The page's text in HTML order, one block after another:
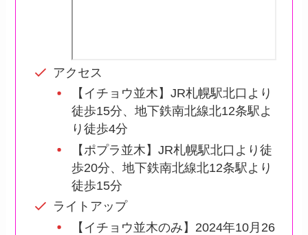
アクセス
【イチョウ並木】JR札幌駅北口より
徒歩15分、地下鉄南北線北12条駅よ
り徒歩4分
【ポプラ並木】JR札幌駅北口より徒
歩20分、地下鉄南北線北12条駅より
徒歩15分
ライトアップ
【イチョウ並木のみ】2024年10月26